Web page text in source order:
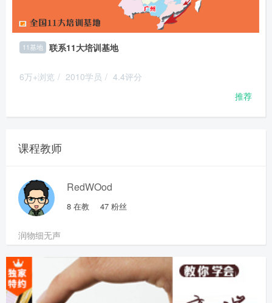
11基地 联系11大培训基地
6万+浏览 / 2010学员 / 4.4评分
推荐
课程教师
RedWOod
8 在教 47 粉丝
润物细无声